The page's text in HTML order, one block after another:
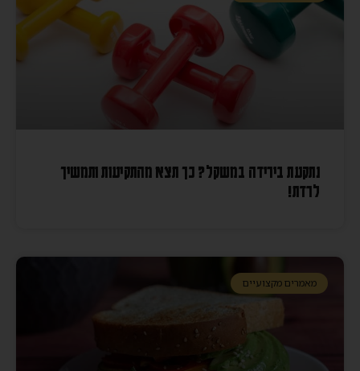
נתקעת בירידה במשקל? כך תצא מהתקיעות ותמשיך
לרדת!
מאמרים מקצועיים